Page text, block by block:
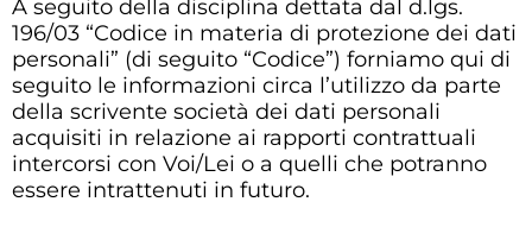
A seguito della disciplina dettata dal d.lgs.
196/03 “Codice in materia di protezione dei dati
personali” (di seguito “Codice”) forniamo qui di
seguito le informazioni circa l’utilizzo da parte
della scrivente società dei dati personali
acquisiti in relazione ai rapporti contrattuali
intercorsi con Voi/Lei o a quelli che potranno
essere intrattenuti in futuro.